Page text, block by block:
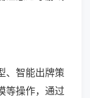
、智能出牌策
等操作，通过